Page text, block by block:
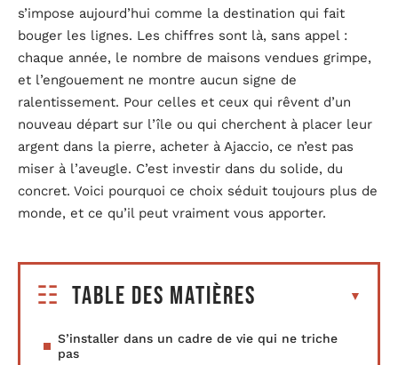
s’impose aujourd’hui comme la destination qui fait
bouger les lignes. Les chiffres sont là, sans appel :
chaque année, le nombre de maisons vendues grimpe,
et l’engouement ne montre aucun signe de
ralentissement. Pour celles et ceux qui rêvent d’un
nouveau départ sur l’île ou qui cherchent à placer leur
argent dans la pierre, acheter à Ajaccio, ce n’est pas
miser à l’aveugle. C’est investir dans du solide, du
concret. Voici pourquoi ce choix séduit toujours plus de
monde, et ce qu’il peut vraiment vous apporter.
Table des matières
S’installer dans un cadre de vie qui ne triche
pas